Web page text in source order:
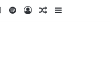
Instagram
SpotifyLog InRandom Article
Sidebar